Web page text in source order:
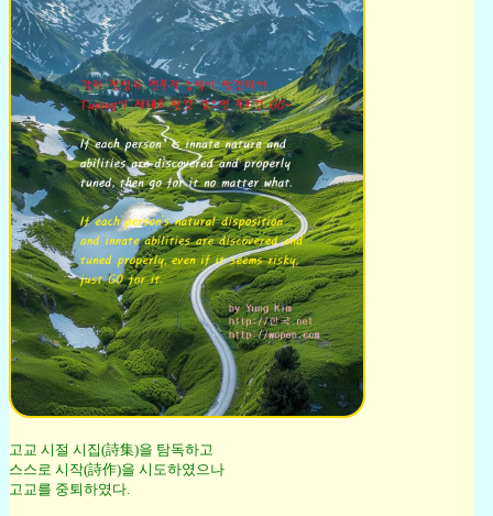
고교 시절 시집(詩集)을 탐독하고
스스로 시작(詩作)을 시도하였으나
고교를 중퇴하였다.